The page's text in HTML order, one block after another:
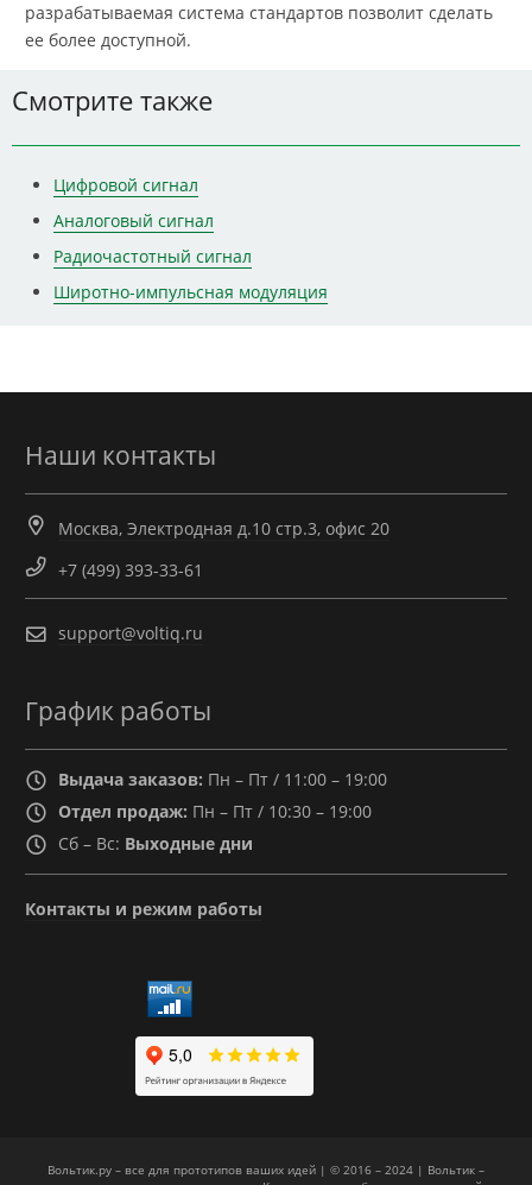
разрабатываемая система стандартов позволит сделать
ее более доступной.
Смотрите также
Цифровой сигнал
Аналоговый сигнал
Радиочастотный сигнал
Широтно-импульсная модуляция
Наши контакты
Москва, Электродная д.10 стр.3, офис 20
+7 (499) 393-33-61
support@voltiq.ru
График работы
Выдача заказов: Пн – Пт / 11:00 – 19:00
Отдел продаж: Пн – Пт / 10:30 – 19:00
Сб – Вс: Выходные дни
Контакты и режим работы
Вольтик.ру – все для прототипов ваших идей | © 2016 – 2024 | Вольтик –